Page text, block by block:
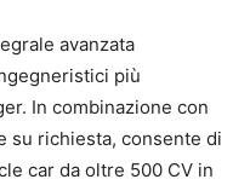
avanzata
più
In combinazione con
su richiesta, consente di
car da oltre 500 CV in